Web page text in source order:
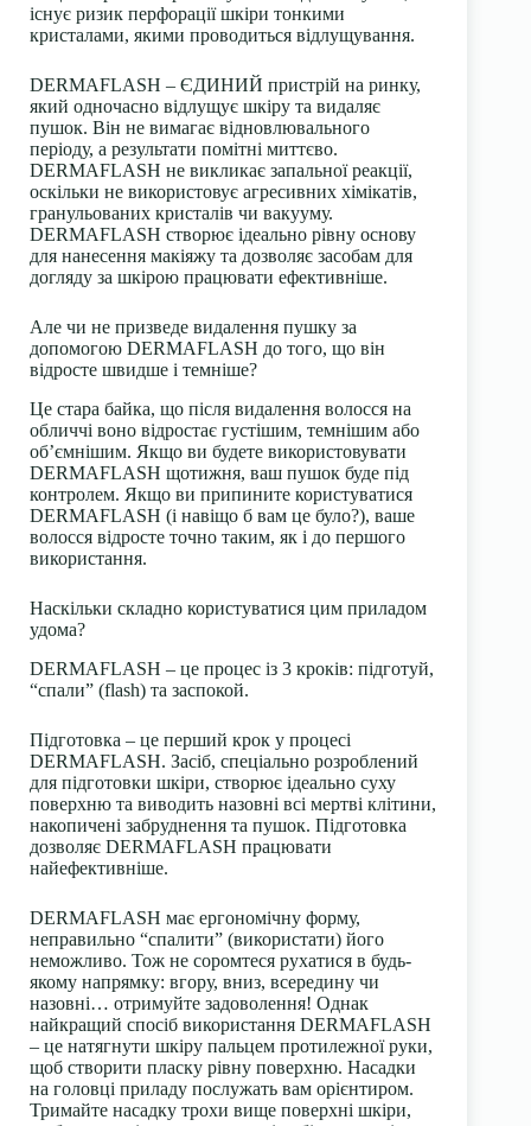
існує ризик перфорації шкіри тонкими
кристалами, якими проводиться відлущування.
DERMAFLASH – ЄДИНИЙ пристрій на ринку,
який одночасно відлущує шкіру та видаляє
пушок. Він не вимагає відновлювального
періоду, а результати помітні миттєво.
DERMAFLASH не викликає запальної реакції,
оскільки не використовує агресивних хімікатів,
гранульованих кристалів чи вакууму.
DERMAFLASH створює ідеально рівну основу
для нанесення макіяжу та дозволяє засобам для
догляду за шкірою працювати ефективніше.
Але чи не призведе видалення пушку за
допомогою DERMAFLASH до того, що він
відросте швидше і темніше?
Це стара байка, що після видалення волосся на
обличчі воно відростає густішим, темнішим або
об’ємнішим. Якщо ви будете використовувати
DERMAFLASH щотижня, ваш пушок буде під
контролем. Якщо ви припините користуватися
DERMAFLASH (і навіщо б вам це було?), ваше
волосся відросте точно таким, як і до першого
використання.
Наскільки складно користуватися цим приладом
удома?
DERMAFLASH – це процес із 3 кроків: підготуй,
“спали” (flash) та заспокой.
Підготовка – це перший крок у процесі
DERMAFLASH. Засіб, спеціально розроблений
для підготовки шкіри, створює ідеально суху
поверхню та виводить назовні всі мертві клітини,
накопичені забруднення та пушок. Підготовка
дозволяє DERMAFLASH працювати
найефективніше.
DERMAFLASH має ергономічну форму,
неправильно “спалити” (використати) його
неможливо. Тож не соромтеся рухатися в будь-
якому напрямку: вгору, вниз, всередину чи
назовні… отримуйте задоволення! Однак
найкращий спосіб використання DERMAFLASH
– це натягнути шкіру пальцем протилежної руки,
щоб створити пласку рівну поверхню. Насадки
на головці приладу послужать вам орієнтиром.
Тримайте насадку трохи вище поверхні шкіри,